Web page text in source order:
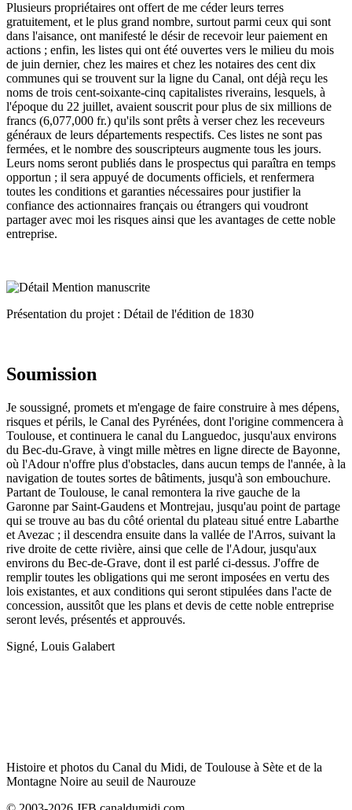
Plusieurs propriétaires ont offert de me céder leurs terres
gratuitement, et le plus grand nombre, surtout parmi ceux qui sont
dans l'aisance, ont manifesté le désir de recevoir leur paiement en
actions ; enfin, les listes qui ont été ouvertes vers le milieu du mois
de juin dernier, chez les maires et chez les notaires des cent dix
communes qui se trouvent sur la ligne du Canal, ont déjà reçu les
noms de trois cent-soixante-cinq capitalistes riverains, lesquels, à
l'époque du 22 juillet, avaient souscrit pour plus de six millions de
francs (6,077,000 fr.) qu'ils sont prêts à verser chez les receveurs
généraux de leurs départements respectifs. Ces listes ne sont pas
fermées, et le nombre des souscripteurs augmente tous les jours.
Leurs noms seront publiés dans le prospectus qui paraîtra en temps
opportun ; il sera appuyé de documents officiels, et renfermera
toutes les conditions et garanties nécessaires pour justifier la
confiance des actionnaires français ou étrangers qui voudront
partager avec moi les risques ainsi que les avantages de cette noble
entreprise.
Présentation du projet : Détail de l'édition de 1830
Soumission
Je soussigné, promets et m'engage de faire construire à mes dépens,
risques et périls, le Canal des Pyrénées, dont l'origine commencera à
Toulouse, et continuera le canal du Languedoc, jusqu'aux environs
du Bec-du-Grave, à vingt mille mètres en ligne directe de Bayonne,
où l'Adour n'offre plus d'obstacles, dans aucun temps de l'année, à la
navigation de toutes sortes de bâtiments, jusqu'à son embouchure.
Partant de Toulouse, le canal remontera la rive gauche de la
Garonne par Saint-Gaudens et Montrejau, jusqu'au point de partage
qui se trouve au bas du côté oriental du plateau situé entre Labarthe
et Avezac ; il descendra ensuite dans la vallée de l'Arros, suivant la
rive droite de cette rivière, ainsi que celle de l'Adour, jusqu'aux
environs du Bec-de-Grave, dont il est parlé ci-dessus. J'offre de
remplir toutes les obligations qui me seront imposées en vertu des
lois existantes, et aux conditions qui seront stipulées dans l'acte de
concession, aussitôt que les plans et devis de cette noble entreprise
seront levés, présentés et approuvés.
Signé, Louis Galabert
Histoire et photos du Canal du Midi, de Toulouse à Sète et de la
Montagne Noire au seuil de Naurouze